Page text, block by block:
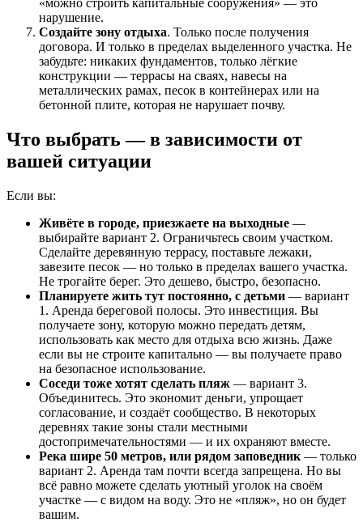
«можно строить капитальные сооружения» — это
нарушение.
Создайте зону отдыха. Только после получения
договора. И только в пределах выделенного участка. Не
забудьте: никаких фундаментов, только лёгкие
конструкции — террасы на сваях, навесы на
металлических рамах, песок в контейнерах или на
бетонной плите, которая не нарушает почву.
Что выбрать — в зависимости от
вашей ситуации
Если вы:
Живёте в городе, приезжаете на выходные —
выбирайте вариант 2. Ограничьтесь своим участком.
Сделайте деревянную террасу, поставьте лежаки,
завезите песок — но только в пределах вашего участка.
Не трогайте берег. Это дешево, быстро, безопасно.
Планируете жить тут постоянно, с детьми — вариант
1. Аренда береговой полосы. Это инвестиция. Вы
получаете зону, которую можно передать детям,
использовать как место для отдыха всю жизнь. Даже
если вы не строите капитально — вы получаете право
на безопасное использование.
Соседи тоже хотят сделать пляж — вариант 3.
Объединитесь. Это экономит деньги, упрощает
согласование, и создаёт сообщество. В некоторых
деревнях такие зоны стали местными
достопримечательностями — и их охраняют вместе.
Река шире 50 метров, или рядом заповедник — только
вариант 2. Аренда там почти всегда запрещена. Но вы
всё равно можете сделать уютный уголок на своём
участке — с видом на воду. Это не «пляж», но он будет
вашим.